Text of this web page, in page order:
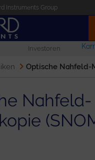
Instruments Group
News
Investoren
Optische Nahfeld-
Nahfeld-